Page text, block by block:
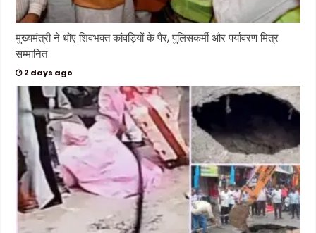
मुख्यमंत्री ने धोए शिवभक्त कांवड़ियों के पैर, पुलिसकर्मी और पर्यावरण मित्र
सम्मानित
2 days ago